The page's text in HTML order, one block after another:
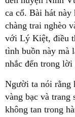
ca cổ. Bài hát
chàng trai nghèo
với Lý Kiệt, điều
tình buồn này mà
nhắc đến trong lời
Người ta nói rằng
vàng bạc và trang
không tan trong